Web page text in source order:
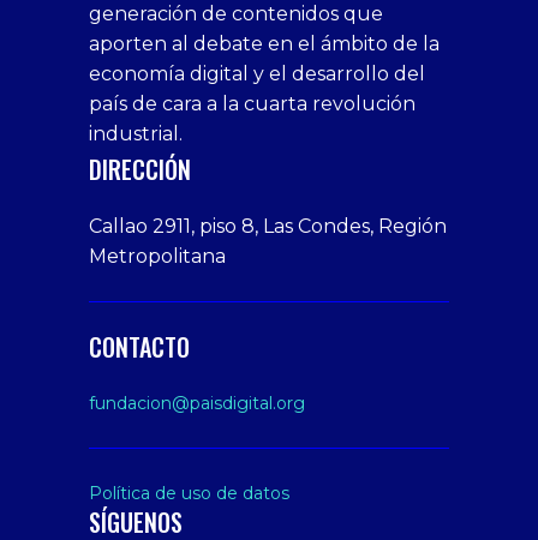
veren
siteler
1xbet
deneme
bonusu
veren
1xbet
giriş
tarafbet
giriş
bonusu
veren
siteler
webcam
Cumshots
Tits
Free
Amateur
Porn
Xxx
Indian
Big
Butt
sex
From
Step
siteler
generación de contenidos que
aporten al debate en el ámbito de la
economía digital y el desarrollo del
país de cara a la cuarta revolución
industrial.
DIRECCIÓN
Callao 2911, piso 8, Las Condes, Región
Metropolitana
CONTACTO
fundacion@paisdigital.org
Política de uso de datos
SÍGUENOS